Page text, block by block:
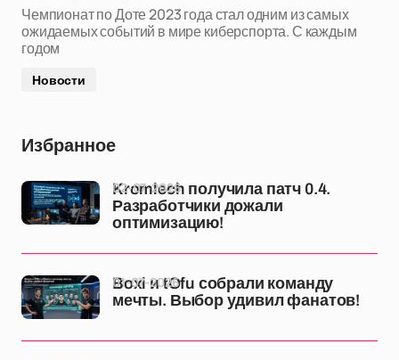
Чемпионат по Доте 2023 года стал одним из самых
ожидаемых событий в мире киберспорта. С каждым
годом
Новости
Избранное
Kromlech получила патч 0.4.
Разработчики дожали
оптимизацию!
02-07-2026
Boxi и tOfu собрали команду
мечты. Выбор удивил фанатов!
01-07-2026